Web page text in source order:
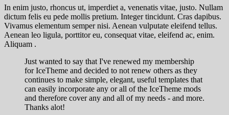
In enim justo, rhoncus ut, imperdiet a, venenatis vitae, justo. Nullam
dictum felis eu pede mollis pretium. Integer tincidunt. Cras dapibus.
Vivamus elementum semper nisi. Aenean vulputate eleifend tellus.
Aenean leo ligula, porttitor eu, consequat vitae, eleifend ac, enim.
Aliquam .
Just wanted to say that I've renewed my membership
for IceTheme and decided to not renew others as they
continues to make simple, elegant, useful templates that
can easily incorporate any or all of the IceTheme mods
and therefore cover any and all of my needs - and more.
Thanks alot!